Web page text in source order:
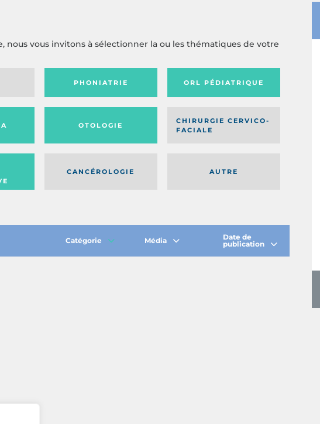
vous invitons à sélectionner la ou les thématiques de votre
PHONIATRIE ORL PÉDIATRIQUE
OTOLOGIE
CHIRURGIE CERVICO-
FACIALE
AUTRE
CANCÉROLOGIE
Catégorie Média
Date de
publication